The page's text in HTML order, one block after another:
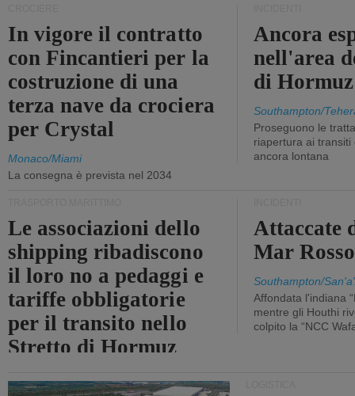
In vigore il contratto
con Fincantieri per la
costruzione di una
terza nave da crociera
per Crystal
Monaco/Miami
La consegna è prevista nel 2034
Ancora
nell'area
di Hormuz
Southampton/
Proseguono le
riapertura ai
ancora lontana
Le associazioni dello
shipping ribadiscono
il loro no a pedaggi e
tariffe obbligatorie
per il transito nello
Stretto di Hormuz
Attaccate
Mar Rosso
Southampton/
Affondata l'indiana
mentre gli Houthi
colpito la “NCC